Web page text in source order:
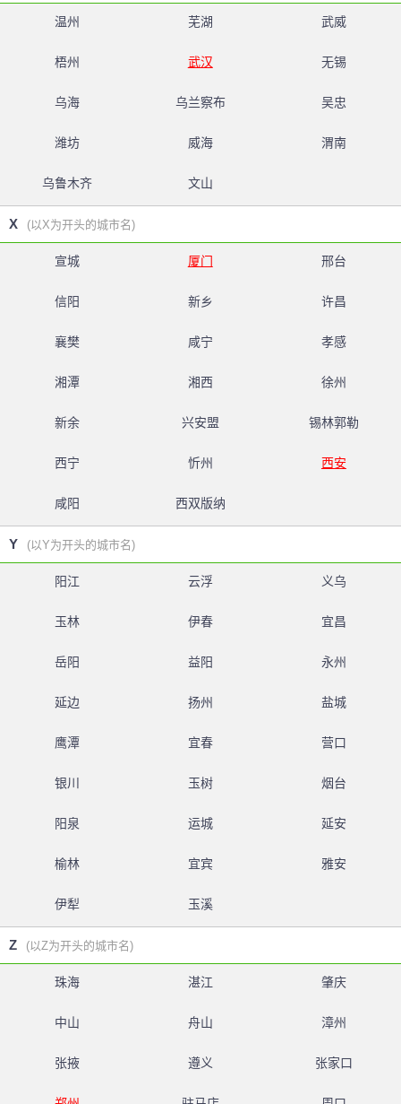
温州 芜湖 武威
梧州 武汉 无锡
乌海 乌兰察布 吴忠
潍坊 威海 渭南
乌鲁木齐 文山
X (以X为开头的城市名)
宣城 厦门 邢台
信阳 新乡 许昌
襄樊 咸宁 孝感
湘潭 湘西 徐州
新余 兴安盟 锡林郭勒
西宁 忻州 西安
咸阳 西双版纳
Y (以Y为开头的城市名)
阳江 云浮 义乌
玉林 伊春 宜昌
岳阳 益阳 永州
延边 扬州 盐城
鹰潭 宜春 营口
银川 玉树 烟台
阳泉 运城 延安
榆林 宜宾 雅安
伊犁 玉溪
Z (以Z为开头的城市名)
珠海 湛江 肇庆
中山 舟山 漳州
张掖 遵义 张家口